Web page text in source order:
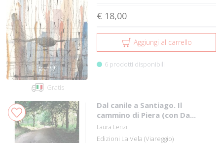
Gratis
€ 18,00
Aggiungi al carrello
6 prodotti disponibili
Dal canile a Santiago. Il
cammino di Piera (con Da...
Laura Lenzi
Edizioni La Vela (Viareggio)